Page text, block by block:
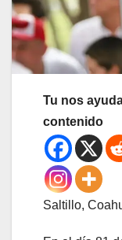
Tu nos
contenido
Saltillo,